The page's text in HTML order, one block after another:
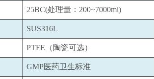
25BC(处理量：200~7000ml)
SUS316L
PTFE （陶瓷可选）
GMP医药卫生标准